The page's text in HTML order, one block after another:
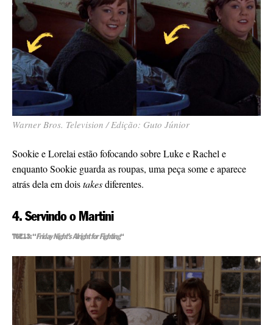
Warner Bros. Television / Edição: Guto Júnior
Sookie e Lorelai estão fofocando sobre Luke e Rachel e
enquanto Sookie guarda as roupas, uma peça some e aparece
atrás dela em doistakesdiferentes.
4. Servindo o Martini
T6E13: “Friday Night’s Alright for Fighting“